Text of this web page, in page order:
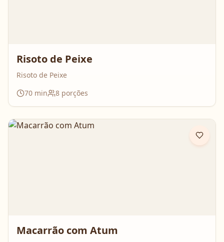
Risoto de Peixe
Risoto de Peixe
70 min 8 porções
Macarrão com Atum